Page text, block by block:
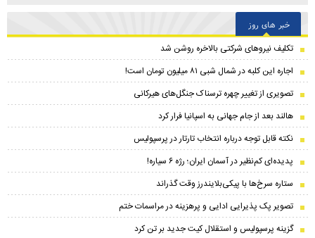
خبر های روز
تکلیف نیروهای شرکتی بالاخره روشن شد
اجاره این کلبه در شمال شبی ۸۱ میلیون تومان است!
تصویری از تغییر چهره ترسناک جنگل‌های هیرکانی
هالند بعد از جام جهانی به اسپانیا فرار کرد
نکته قابل توجه درباره انتخاب تارتار در پرسپولیس
پدیده‌ای کم‌نظیر در آسمان ایران؛ رژه ۶ سیاره!
ستاره سرخ‌ها با پیکی‌بلایندرز وقت گذراند
تصویر پک پذیرایی ادایی و پرهزینه در مراسمات ختم
گزینه پرسپولیس و استقلال کیت جدید بر تن کرد